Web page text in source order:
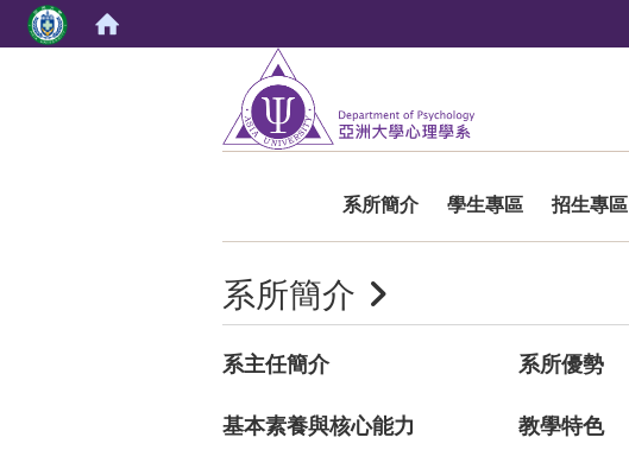
系所簡介
學生專區 招生專區
系所簡介
系主任簡介 系所優勢
基本素養與核心能力 教學特色